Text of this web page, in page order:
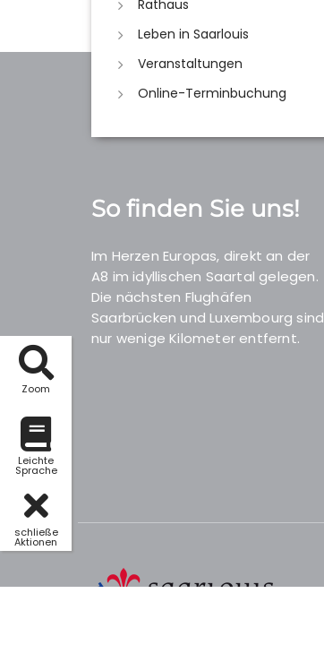
Zoom
Leichte
Sprache
schließe
Aktionen
Rathaus
Leben in Saarlouis
Veranstaltungen
Online-Terminbuchung
So finden Sie uns!
Im Herzen Europas, direkt an der
A8 im idyllischen Saartal gelegen.
Die nächsten Flughäfen
Saarbrücken und Luxembourg sind
nur wenige Kilometer entfernt.